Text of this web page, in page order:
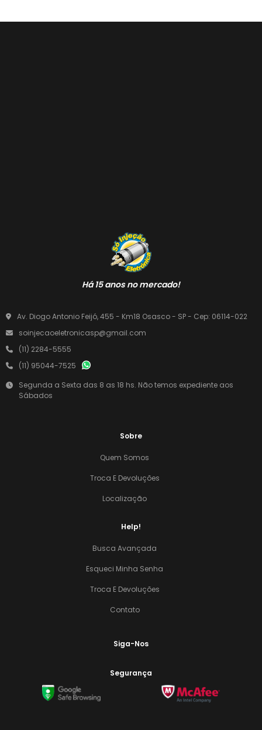
Há 15 anos no mercado!
Av. Diogo Antonio Feijó, 455 - Km18 Osasco - SP - Cep: 06114-022
soinjecaoeletronicasp@gmail.com
(11) 2284-5555
(11) 95044-7525
Segunda a Sexta das 8 as 18 hs. Não temos expediente aos
Sábados
Sobre
Quem Somos
Troca E Devoluções
Localização
Help!
Busca Avançada
Esqueci Minha Senha
Troca E Devoluções
Contato
Siga-Nos
Segurança